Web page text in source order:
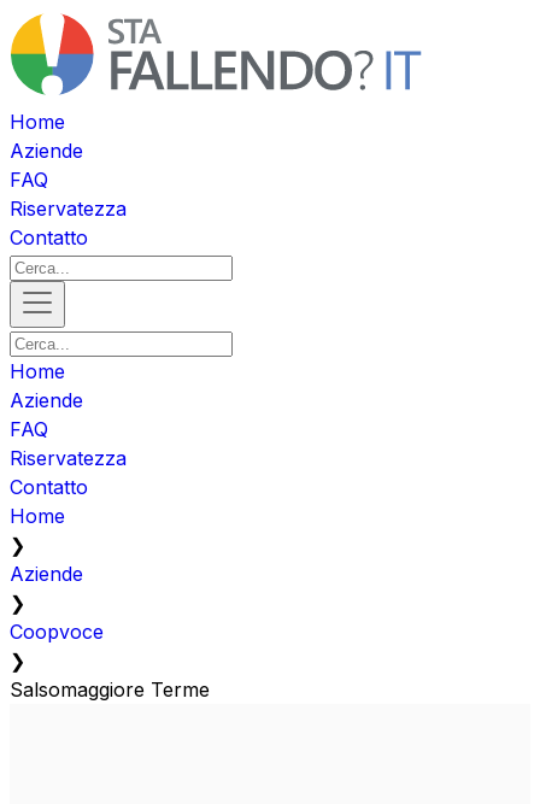
Home
Aziende
FAQ
Riservatezza
Contatto
Home
Aziende
FAQ
Riservatezza
Contatto
Home
❯
Aziende
❯
Coopvoce
❯
Salsomaggiore Terme